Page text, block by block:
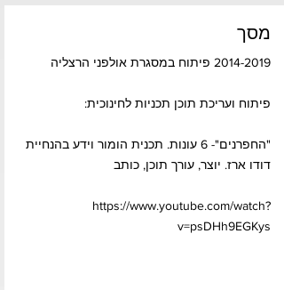
מסך
2014-2019 פיתוח במסגרת אולפני הרצליה
פיתוח ועריכת תוכן תכניות לחינוכית:
"החפרנים"- 6 עונות. תכנית הומור וידע בהנחיית
דודו ארז. יוצר, עורך תוכן, כותב
https://www.youtube.com/watch?
v=psDHh9EGKys